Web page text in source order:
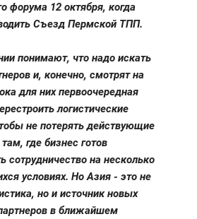
форума 12 октября, когда
Съезд Пермской ТПП.
понимают, что надо искать
и, конечно, смотрят на
для них первоочередная
логистические
не потерять действующие
где бизнес готов
сотрудничество на несколько
условиях. Но Азия - это не
но и источник новых
в ближайшем